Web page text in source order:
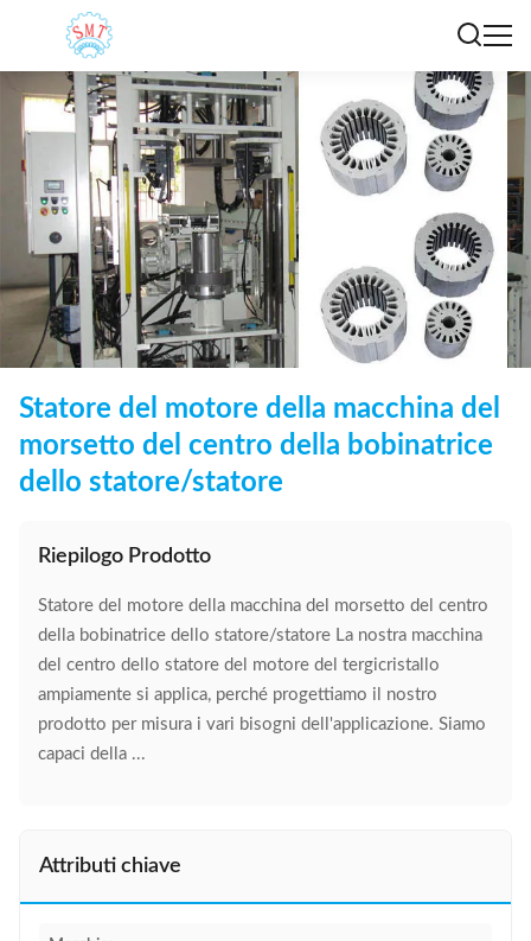
Statore del motore della macchina del
morsetto del centro della bobinatrice
dello statore/statore
Riepilogo Prodotto
Statore del motore della macchina del morsetto del centro
della bobinatrice dello statore/statore La nostra macchina
del centro dello statore del motore del tergicristallo
ampiamente si applica, perché progettiamo il nostro
prodotto per misura i vari bisogni dell'applicazione. Siamo
capaci della ...
Attributi chiave